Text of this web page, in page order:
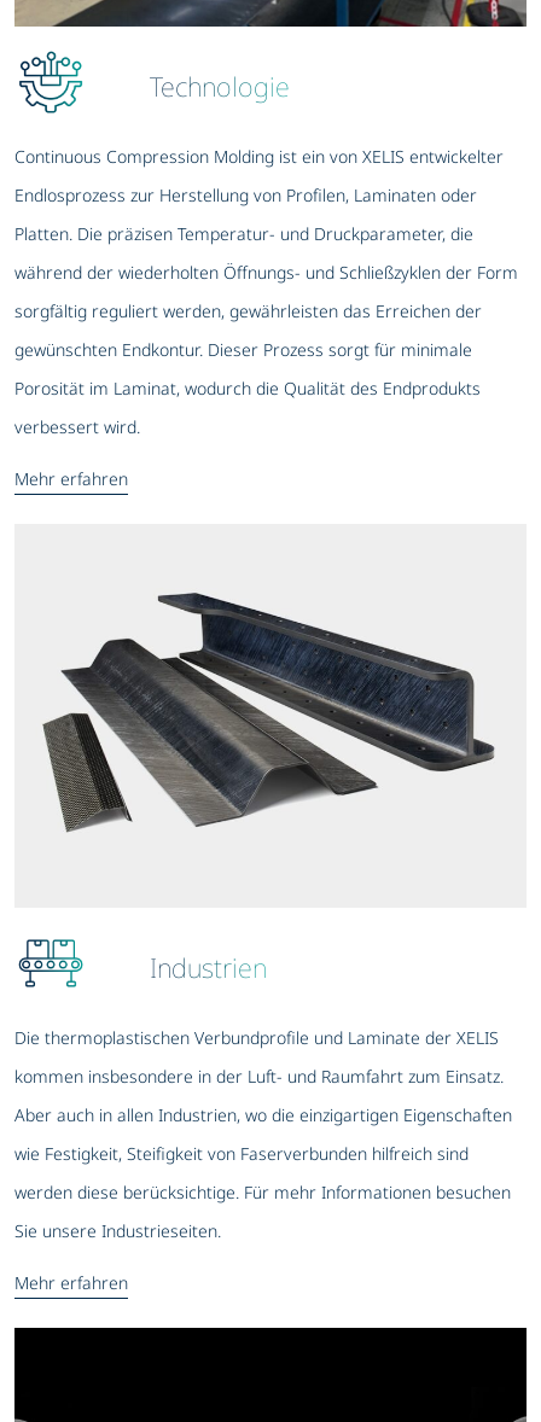
Technologie
Continuous Compression Molding ist ein von XELIS entwickelter
Endlosprozess zur Herstellung von Profilen, Laminaten oder
Platten. Die präzisen Temperatur- und Druckparameter, die
während der wiederholten Öffnungs- und Schließzyklen der Form
sorgfältig reguliert werden, gewährleisten das Erreichen der
gewünschten Endkontur. Dieser Prozess sorgt für minimale
Porosität im Laminat, wodurch die Qualität des Endprodukts
verbessert wird.
Mehr erfahren
Industrien
Die thermoplastischen Verbundprofile und Laminate der XELIS
kommen insbesondere in der Luft- und Raumfahrt zum Einsatz.
Aber auch in allen Industrien, wo die einzigartigen Eigenschaften
wie Festigkeit, Steifigkeit von Faserverbunden hilfreich sind
werden diese berücksichtige. Für mehr Informationen besuchen
Sie unsere Industrieseiten.
Mehr erfahren